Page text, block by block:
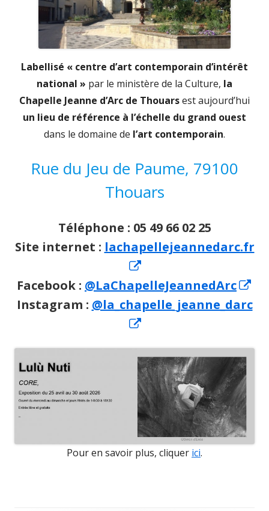
Labellisé « centre d’art contemporain d’intérêt
national » par le ministère de la Culture, la
Chapelle Jeanne d’Arc de Thouarsest aujourd’hui
un lieu de référence à l’échelle du grand ouest
dans le domaine de l’art contemporain.
Rue du Jeu de Paume, 79100
Thouars
Téléphone : 05 49 66 02 25
Site internet : lachapellejeannedarc.fr
in
a
Facebook : @LaChapelleJeannedArc
in
Instagram : @la_chapelle_jeanne_darc
a
new
window
Pour en savoir plus, cliquer ici.